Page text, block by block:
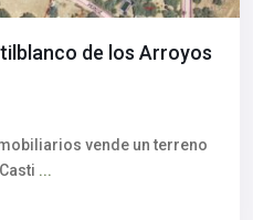
de los Arroyos
vende un terreno
...